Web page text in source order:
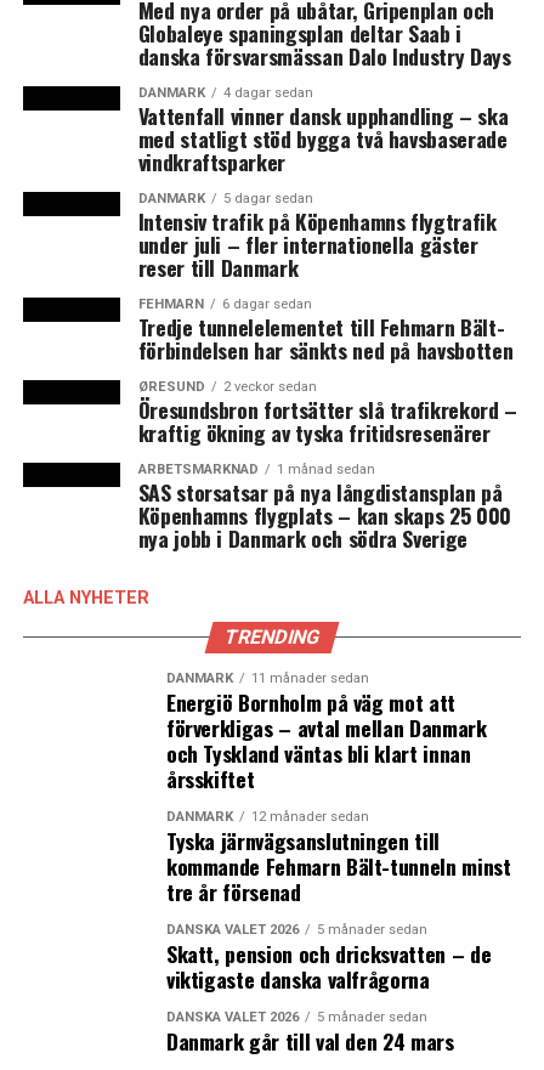
rimligt att regeringen kompenserar oss även för detta,
säger Henrik Fritzon i en kommentar.
Skånetrafikens beräknade kostnad för id-kontrollerna
vid Köpenhamns flygplats är 42,5 miljoner kronor för
hela 2016. Lika mycket betalar danska DSB, som inte alls
kommer att kompenseras av svenska staten.
Skånetrafikens förlust på grund av minskat resande,
som Region Skåne länge varit införstådda med att
regeringen alltså inte är beredd att kompensera
ekonomiskt, beräknas till 61,7 miljoner kronor för hela
I nuläget räknar Region Skåne med att behöva använda
pengar som regeringen betalat ut för att finansiera
ökade kostnader i sjukvården för asylsökande till att
kompensera de minskade intäkterna i kollektivtrafiken.
”Detta är varken rimligt eller ändåmålsenligt”, skriver
Henrik Fritzon och Alf Jönsson i brevet. (News Øresund)
Dansk regeringskris hotande nära – Dansk Folkeparti på
kollisionskurs med Liberal Alliance
Danskarna vill ha mer polis- och försvarssamarbete i EU
Med nya order på ubåtar, Gripenplan och
Globaleye spaningsplan deltar Saab i
danska försvarsmässan Dalo Industry Days
DANMARK 4 dagar sedan
Vattenfall vinner dansk upphandling – ska
med statligt stöd bygga två havsbaserade
vindkraftsparker
DANMARK 5 dagar sedan
Intensiv trafik på Köpenhamns flygtrafik
under juli – fler internationella gäster
reser till Danmark
FEHMARN 6 dagar sedan
Tredje tunnelelementet till Fehmarn Bält-
förbindelsen har sänkts ned på havsbotten
ØRESUND 2 veckor sedan
Öresundsbron fortsätter slå trafikrekord –
kraftig ökning av tyska fritidsresenärer
ARBETSMARKNAD 1 månad sedan
SAS storsatsar på nya långdistansplan på
Köpenhamns flygplats – kan skaps 25 000
nya jobb i Danmark och södra Sverige
ALLA NYHETER
TRENDING
DANMARK 11 månader sedan
Energiö Bornholm på väg mot att
förverkligas – avtal mellan Danmark
och Tyskland väntas bli klart innan
årsskiftet
DANMARK 12 månader sedan
Tyska järnvägsanslutningen till
kommande Fehmarn Bält-tunneln minst
tre år försenad
DANSKA VALET 2026 5 månader sedan
Skatt, pension och dricksvatten – de
viktigaste danska valfrågorna
DANSKA VALET 2026 5 månader sedan
Danmark går till val den 24 mars